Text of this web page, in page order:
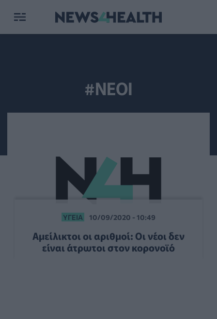
#ΝΕΟΙ
ΥΓΕΊΑ 10/09/2020 - 10:49
Αμείλικτοι οι αριθμοί: Οι νέοι δεν
είναι άτρωτοι στον κορονοϊό